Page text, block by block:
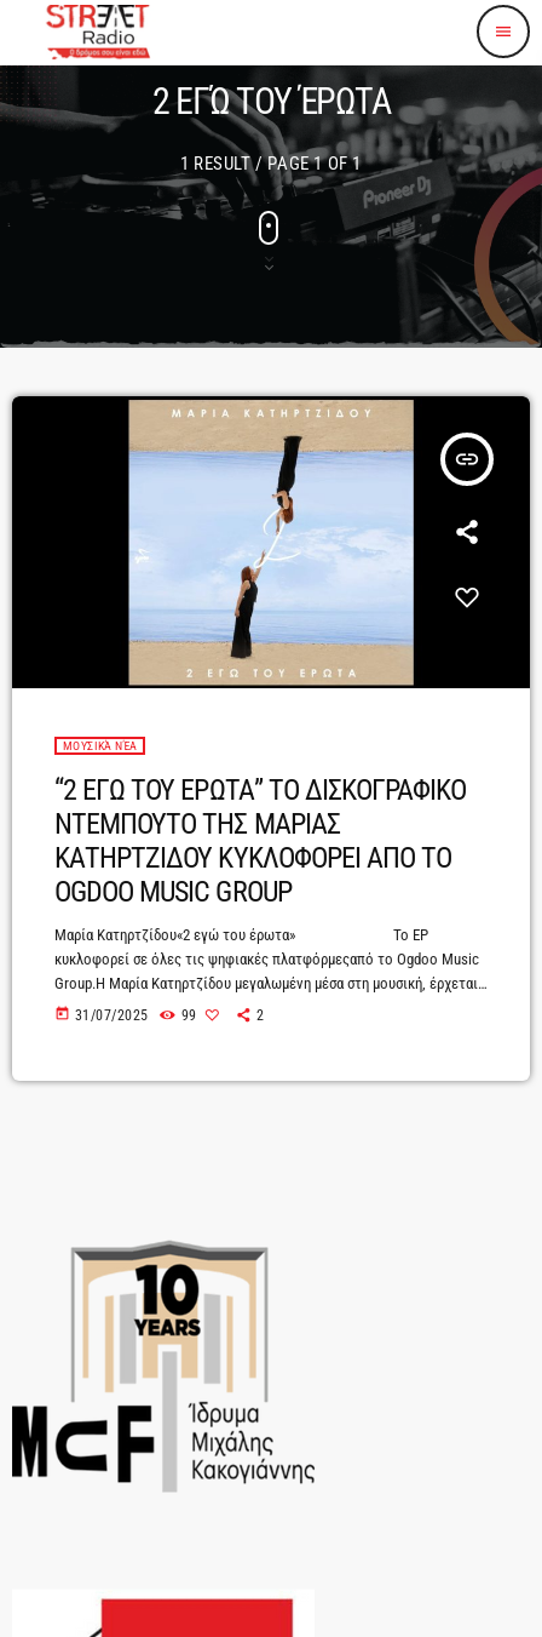
menu
2 ΕΓΏ ΤΟΥ ΈΡΩΤΑ
1 RESULT / PAGE 1 OF 1
insert_link
ΜΟΥΣΙΚΆ ΝΈΑ
“2 ΕΓΩ ΤΟΥ ΕΡΩΤΑ” ΤΟ ΔΙΣΚΟΓΡΑΦΙΚΟ
ΝΤΕΜΠΟΥΤΟ ΤΗΣ ΜΑΡΙΑΣ
ΚΑΤΗΡΤΖΙΔΟΥ ΚΥΚΛΟΦΟΡΕΙ ΑΠΟ ΤΟ
OGDOO MUSIC GROUP
Μαρία Κατηρτζίδου«2 εγώ του έρωτα» Το EP
κυκλοφορεί σε όλες τις ψηφιακές πλατφόρμεςαπό το Ogdoo Music
Group.Η Μαρία Κατηρτζίδου μεγαλωμένη μέσα στη μουσική, έρχεται
και μας συστήνεται με το πρώτο της ΕP που τιτλοφορείται «2 εγώ
αναδεικνύεται η κινητήριος δύναμη που εκείνος κρύβει και μπορεί
today 31/07/2025 99 2